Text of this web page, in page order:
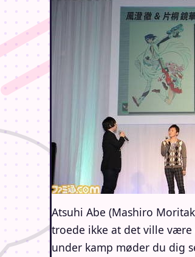
Atsuhi Abe (Mashiro
troede ikke at det ville være
under kamp møder du dig